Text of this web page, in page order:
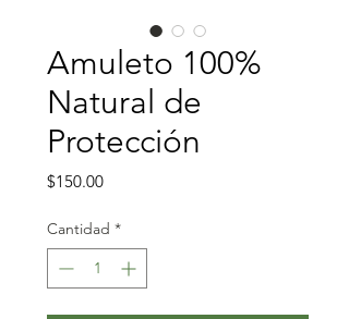
Amuleto 100%
Natural de
Protección
$150.00Precio
Cantidad *